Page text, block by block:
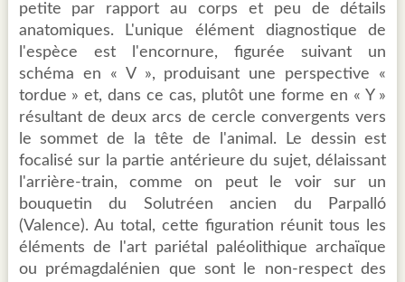
petite par rapport au corps et peu de détails
anatomiques. L'unique élément diagnostique de
l'espèce est l'encornure, figurée suivant un
schéma en « V », produisant une perspective «
tordue » et, dans ce cas, plutôt une forme en « Y »
résultant de deux arcs de cercle convergents vers
le sommet de la tête de l'animal. Le dessin est
focalisé sur la partie antérieure du sujet, délaissant
l'arrière-train, comme on peut le voir sur un
bouquetin du Solutréen ancien du Parpalló
(Valence). Au total, cette figuration réunit tous les
éléments de l'art pariétal paléolithique archaïque
ou prémagdalénien que sont le non-respect des